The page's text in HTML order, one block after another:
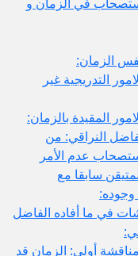
في الزمان و
التدريجية غير
النراقي: من
عدم الأمر
سابقا مع
في ما أفاده الفاضل
مناقشة أولى: الزمان قد